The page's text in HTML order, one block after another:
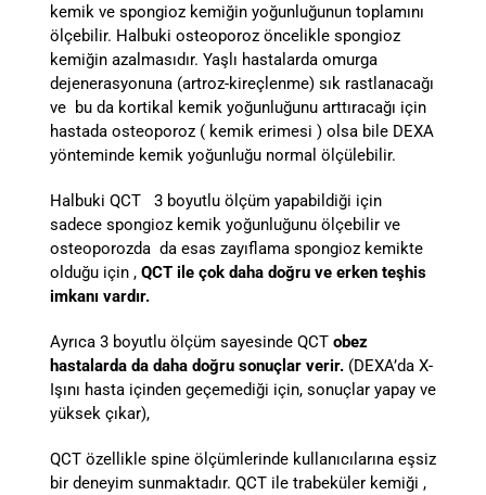
kemik ve spongioz kemiğin yoğunluğunun toplamını
ölçebilir. Halbuki osteoporoz öncelikle spongioz
kemiğin azalmasıdır. Yaşlı hastalarda omurga
dejenerasyonuna (artroz-kireçlenme) sık rastlanacağı
ve bu da kortikal kemik yoğunluğunu arttıracağı için
hastada osteoporoz ( kemik erimesi ) olsa bile DEXA
yönteminde kemik yoğunluğu normal ölçülebilir.
Halbuki QCT 3 boyutlu ölçüm yapabildiği için
sadece spongioz kemik yoğunluğunu ölçebilir ve
osteoporozda da esas zayıflama spongioz kemikte
olduğu için , QCT ile çok daha doğru ve erken teşhis
imkanı vardır.
Ayrıca 3 boyutlu ölçüm sayesinde QCT obez
hastalarda da daha doğru sonuçlar verir.(DEXA’da X-
Işını hasta içinden geçemediği için, sonuçlar yapay ve
yüksek çıkar),
QCT özellikle spine ölçümlerinde kullanıcılarına eşsiz
bir deneyim sunmaktadır. QCT ile trabeküler kemiği ,